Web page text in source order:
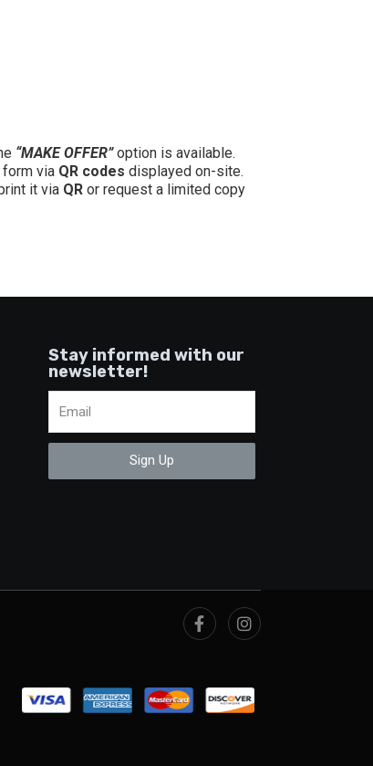
“MAKE OFFER”option is available.
via QR codes displayed on-site.
it via QR or request a limited copy
Stay informed with our
newsletter!
Sign Up